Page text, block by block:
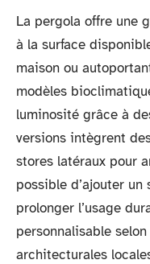
La pergola offre une
à la surface
maison ou
modèles
luminosité grâce à
versions intègrent
stores latéraux pour
possible d’ajouter
prolonger l’usage
personnalisable
architecturales